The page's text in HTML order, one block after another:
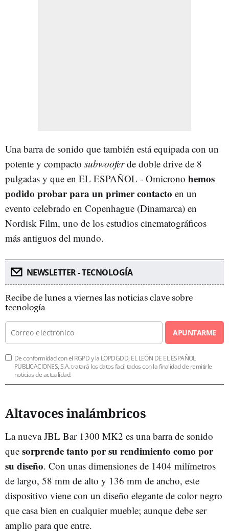
Una barra de sonido que también está equipada con un
potente y compacto subwooferde doble drive de 8
pulgadas y que en EL ESPAÑOL - Omicrono hemos
podido probar para un primer contacto en un
evento celebrado en Copenhague (Dinamarca) en
Nordisk Film, uno de los estudios cinematográficos
más antiguos del mundo.
NEWSLETTER - TECNOLOGÍA
Recibe de lunes a viernes las noticias clave sobre
tecnología
APUNTARME
De conformidad con el RGPD y la LOPDGDD, EL LEÓN DE EL ESPAÑOL
PUBLICACIONES, S.A. tratará los datos facilitados con la finalidad de remitirle
noticias de actualidad.
Altavoces inalámbricos
La nueva JBL Bar 1300 MK2 es una barra de sonido
que sorprende tanto por su rendimiento como por
su diseño. Con unas dimensiones de 1404 milímetros
de largo, 58 mm de alto y 136 mm de ancho, este
dispositivo viene con un diseño elegante de color negro
que casa bien en cualquier mueble; aunque debe ser
amplio para que entre.